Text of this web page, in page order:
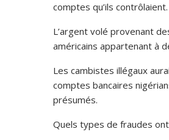
comptes qu’ils contrôlaient.
L’argent volé provenant
américains appartenant à
Les cambistes illégaux
comptes bancaires
présumés.
Quels types de fraudes